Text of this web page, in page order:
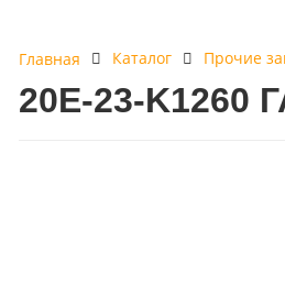
Главная Каталог Прочие
20E-23-K1260